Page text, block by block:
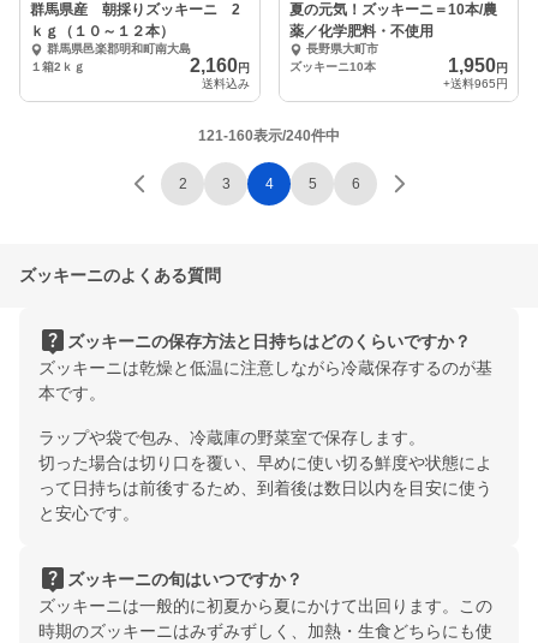
群馬県産 朝採りズッキーニ 2
ｋｇ（１０～１２本）
群馬県邑楽郡明和町南大島
１箱2ｋｇ
2,160円
送料込み
夏の元気！ズッキーニ＝10本/農
薬／化学肥料・不使用
長野県大町市
ズッキーニ10本
1,950円
+送料965円
121-160表示/240件中
2 3 4 5 6
ズッキーニのよくある質問
live_help ズッキーニの保存方法と日持ちはどのくらいですか？
ズッキーニは乾燥と低温に注意しながら冷蔵保存するのが基
本です。
ラップや袋で包み、冷蔵庫の野菜室で保存します。
切った場合は切り口を覆い、早めに使い切る鮮度や状態によ
って日持ちは前後するため、到着後は数日以内を目安に使う
と安心です。
live_help ズッキーニの旬はいつですか？
ズッキーニは一般的に初夏から夏にかけて出回ります。この
時期のズッキーニはみずみずしく、加熱・生食どちらにも使